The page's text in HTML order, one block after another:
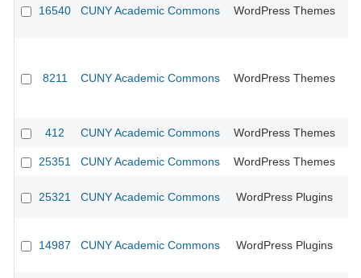
16540 CUNY Academic Commons WordPress Themes
8211 CUNY Academic Commons WordPress Themes
412 CUNY Academic Commons WordPress Themes
25351 CUNY Academic Commons WordPress Themes
25321 CUNY Academic Commons WordPress Plugins
14987 CUNY Academic Commons WordPress Plugins